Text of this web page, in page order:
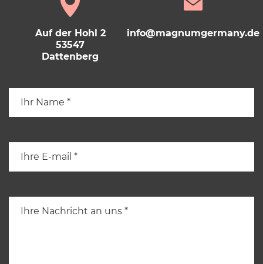
Auf der Hohl 2
53547
Dattenberg
info@magnumgermany.de